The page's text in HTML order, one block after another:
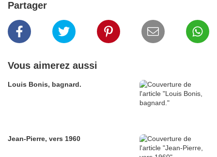
Partager
Vous aimerez aussi
Louis Bonis, bagnard.
Jean-Pierre, vers 1960